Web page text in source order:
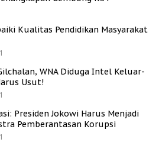
Kualitas Pendidikan Masyarakat
WNA Diduga Intel Keluar-
Usut!
Presiden Jokowi Harus Menjadi
Pemberantasan Korupsi